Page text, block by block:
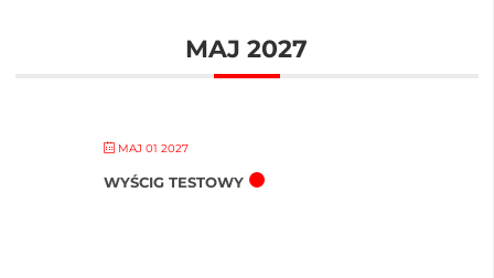
MAJ 2027
MAJ 01 2027
WYŚCIG TESTOWY